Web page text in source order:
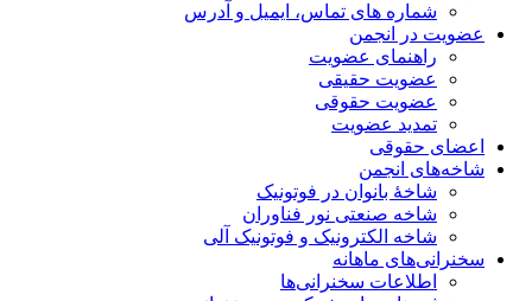
شماره های تماس، ایمیل و آدرس
عضویت در انجمن
راهنمای عضویت
عضویت حقیقی
عضویت حقوقی
تمدید عضویت
اعضای حقوقی
شاخه‌های انجمن
شاخۀ بانوان در فوتونیک
شاخه صنعتی نور فناوران
شاخه‌ الکترونیک و فوتونیک آلی
سخنرانی‌های ماهانه
اطلاعات سخنرانی‌‌ها